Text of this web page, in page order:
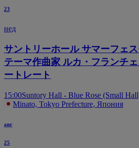
23
нед
サントリーホール サマーフェ
テーマ作曲家 ルカ・フランチ
ートレート
15:00Suntory Hall - Blue Rose (Small
Minato, Tokyo Prefecture, Япония
авг
25